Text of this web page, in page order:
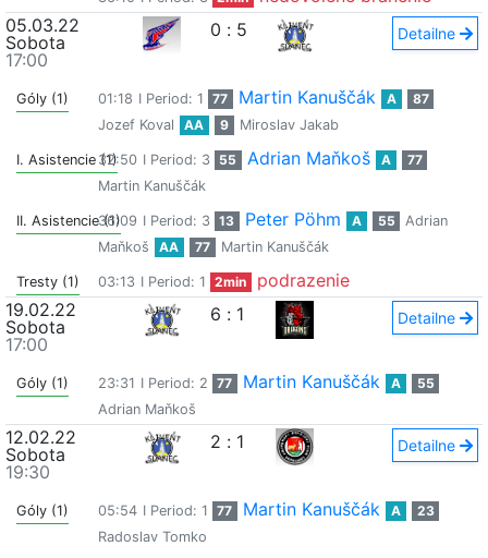
05.03.22
Sobota
17:00
0 : 5 Detailne
Góly (1) 01:18 I Period: 1 77 Martin Kanuščák A
87
Jozef Koval
AA 9 Miroslav Jakab
I. Asistencie (1)32:50 I Period: 3 55 Adrian Maňkoš A
77
Martin Kanuščák
II. Asistencie (1)
36:09 I Period: 3 13 Peter Pöhm A 55
Adrian
Maňkoš
AA 77 Martin Kanuščák
Tresty (1) 03:13 I Period: 1 2min
podrazenie
19.02.22
Sobota
17:00
6 : 1 Detailne
Góly (1) 23:31 I Period: 2 77 Martin Kanuščák A
55
Adrian Maňkoš
12.02.22
Sobota
19:30
2 : 1 Detailne
Góly (1) 05:54 I Period: 1 77 Martin Kanuščák A
23
Radoslav Tomko